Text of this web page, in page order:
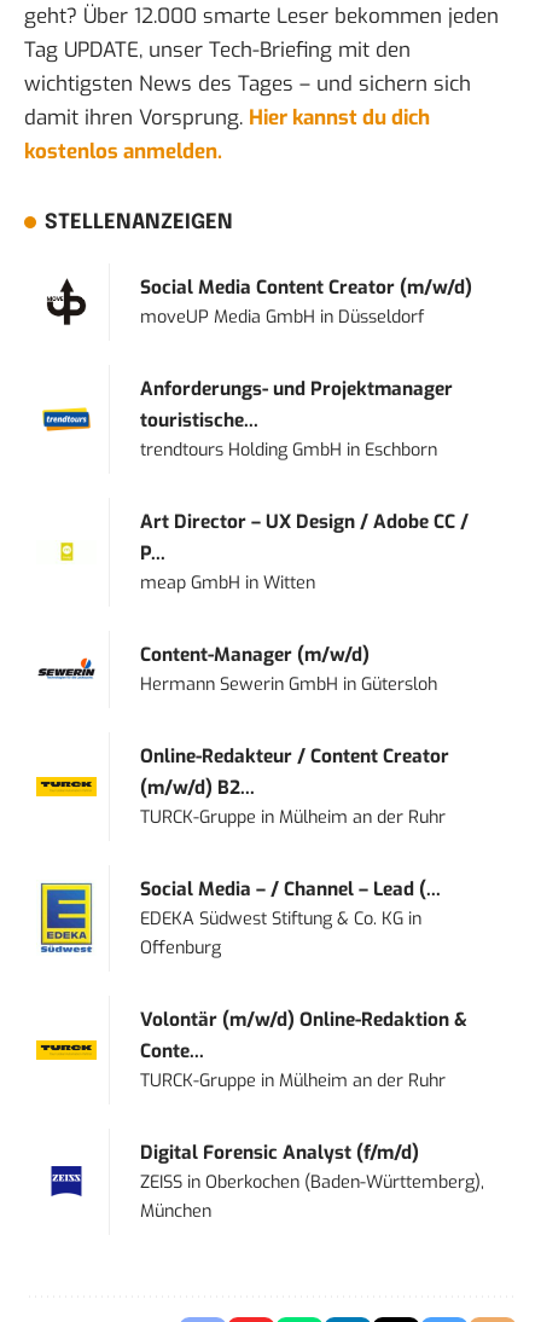
geht? Über 12.000 smarte Leser bekommen jeden
Tag UPDATE, unser Tech-Briefing mit den
wichtigsten News des Tages – und sichern sich
damit ihren Vorsprung. Hier kannst du dich
kostenlos anmelden.
STELLENANZEIGEN
Social Media Content Creator (m/w/d)
moveUP Media GmbH in Düsseldorf
Anforderungs- und Projektmanager
touristische...
trendtours Holding GmbH in Eschborn
Art Director – UX Design / Adobe CC /
P...
meap GmbH inWitten
Content-Manager (m/w/d)
Hermann Sewerin GmbH inGütersloh
Online-Redakteur / Content Creator
(m/w/d) B2...
TURCK-Gruppe inMülheim an der Ruhr
Social Media – / Channel – Lead (...
EDEKA Südwest Stiftung & Co. KG in
Offenburg
Volontär (m/w/d) Online-Redaktion &
Conte...
TURCK-Gruppe inMülheim an der Ruhr
Digital Forensic Analyst (f/m/d)
ZEISS inOberkochen (Baden-Württemberg),
München